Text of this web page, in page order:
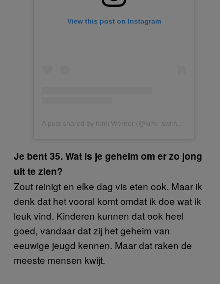
View this post on Instagram
Je bent 35. Wat is je geheim om er zo jong
uit te zien?
Zout reinigt en elke dag vis eten ook. Maar ik
denk dat het vooral komt omdat ik doe wat ik
leuk vind. Kinderen kunnen dat ook heel
goed, vandaar dat zij het geheim van
eeuwige jeugd kennen. Maar dat raken de
meeste mensen kwijt.